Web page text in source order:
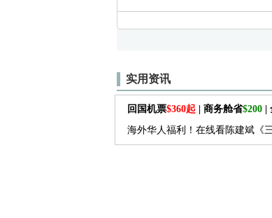
实用资讯
回国机票$360起 | 商务舱省$200|
海外华人福利！在线看陈建斌《